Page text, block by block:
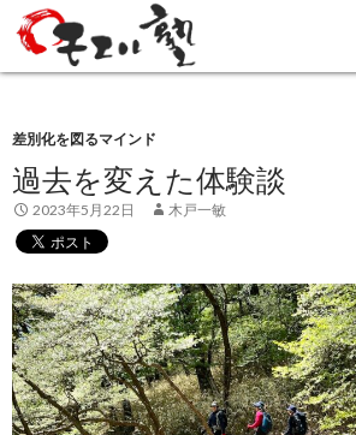
Search
SKIP
TO
差別化を図るマインド
過去を変えた体験談
2023年5月22日 木戸一敏